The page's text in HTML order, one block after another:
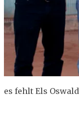
es fehlt Els